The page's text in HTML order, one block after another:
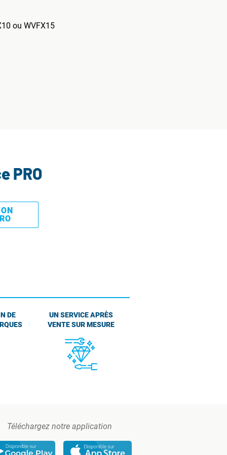
ou WVFX15
PRO
DE
UN SERVICE APRÈS
VENTE SUR MESURE
Téléchargez notre application